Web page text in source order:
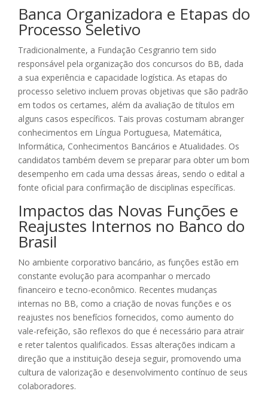
Banca Organizadora e Etapas do
Processo Seletivo
Tradicionalmente, a Fundação Cesgranrio tem sido
responsável pela organização dos concursos do BB, dada
a sua experiência e capacidade logística. As etapas do
processo seletivo incluem provas objetivas que são padrão
em todos os certames, além da avaliação de títulos em
alguns casos específicos. Tais provas costumam abranger
conhecimentos em Língua Portuguesa, Matemática,
Informática, Conhecimentos Bancários e Atualidades. Os
candidatos também devem se preparar para obter um bom
desempenho em cada uma dessas áreas, sendo o edital a
fonte oficial para confirmação de disciplinas específicas.
Impactos das Novas Funções e
Reajustes Internos no Banco do
Brasil
No ambiente corporativo bancário, as funções estão em
constante evolução para acompanhar o mercado
financeiro e tecno-econômico. Recentes mudanças
internas no BB, como a criação de novas funções e os
reajustes nos benefícios fornecidos, como aumento do
vale-refeição, são reflexos do que é necessário para atrair
e reter talentos qualificados. Essas alterações indicam a
direção que a instituição deseja seguir, promovendo uma
cultura de valorização e desenvolvimento contínuo de seus
colaboradores.